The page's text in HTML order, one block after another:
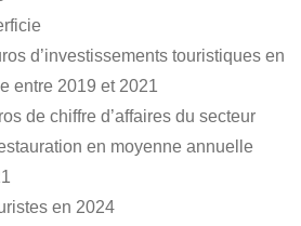
d’investissements touristiques en
entre 2019 et 2021
de chiffre d’affaires du secteur
en moyenne annuelle
en 2024